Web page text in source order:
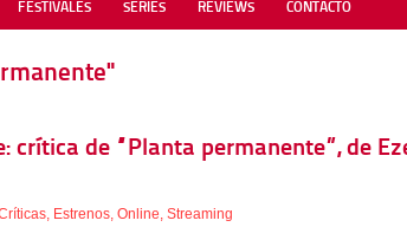
FESTIVALES SERIES REVIEWS CONTACTO
crítica de “Planta permanente”, de
, Estrenos, Online, Streaming